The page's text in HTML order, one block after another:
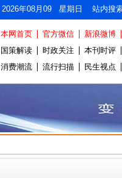
2026年08月09 星期日 站内搜
本网首页 官方微信
新浪微博
国策解读
时政关注
本刊时评
消费潮流
流行扫描 民生视点